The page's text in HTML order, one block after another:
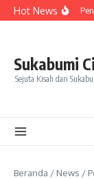
Lewati ke konten
Hot NewsLautan
Sukabumi
Sejuta Kisah dari
Beranda / News /